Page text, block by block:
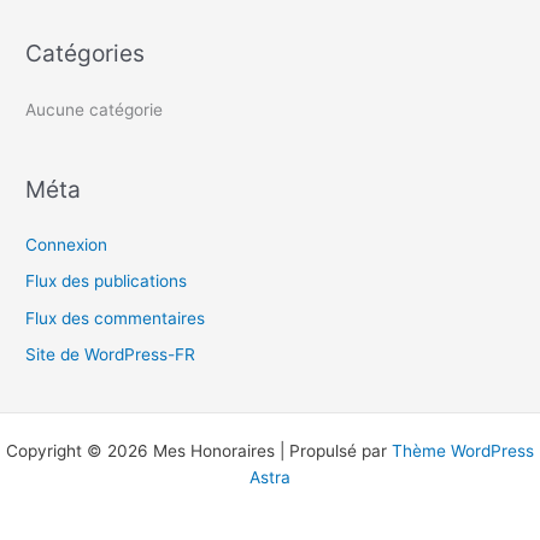
e
r
Catégories
Aucune catégorie
Méta
Connexion
Flux des publications
Flux des commentaires
Site de WordPress-FR
Copyright © 2026 Mes Honoraires | Propulsé par Thème WordPress
Astra